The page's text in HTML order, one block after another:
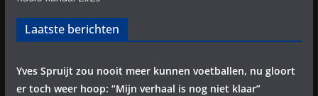
Laatste berichten
Yves Spruijt zou nooit meer kunnen voetballen, nu gloort
er toch weer hoop: “Mijn verhaal is nog niet klaar”